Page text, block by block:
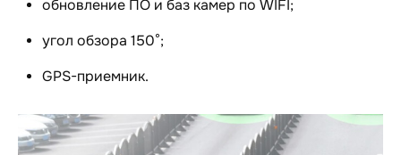
обновление ПО и баз камер по WIFI;
угол обзора 150°;
GPS-приемник.